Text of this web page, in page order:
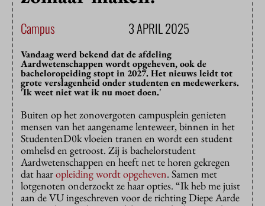
Campus 3 APRIL 2025
Vandaag werd bekend dat de afdeling
Aardwetenschappen wordt opgeheven, ook de
bacheloropeiding stopt in 2027. Het nieuws leidt tot
grote verslagenheid onder studenten en medewerkers.
'Ik weet niet wat ik nu moet doen.'
Buiten op het zonovergoten campusplein genieten
mensen van het aangename lenteweer, binnen in het
StudentenD0k vloeien tranen en wordt een student
omhelsd en getroost. Zij is bachelorstudent
Aardwetenschappen en heeft net te horen gekregen
dat haaropleiding wordt opgeheven. Samen met
lotgenoten onderzoekt ze haar opties. “Ik heb me juist
aan de VU ingeschreven voor de richting Diepe Aarde